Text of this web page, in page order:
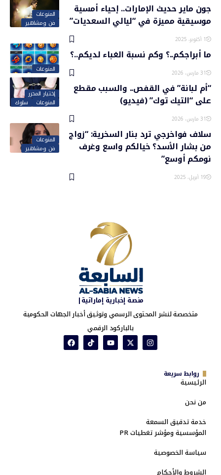
المنوعات
فن ومشاهير
جون ماير حديث الإمارات.. إحياء أمسية
موسيقية مميزة في “ليالي السعديات”
1 أكتوبر، 2025
المنوعات
ما أبراجكم..؟ وكم نسبة الغباء لديكم..؟
31 مارس، 2026
إختيار المحرر
المنوعات
سلوك
“أم لبانة” في القفص.. والسبب مقطع
على “التيك توك” (فيديو)
31 مارس، 2026
المنوعات
فن ومشاهير
سلاف فواخرجي ترد بنار السخرية: “زواج
من بشار الأسد؟ خيالكم واسع وغرف
نومكم أوسع”
19 أبريل، 2025
منصة إخبارية إماراتية|
متخصصة لنشر المحتوى الرسمي وتوثيق أخبار الجهات الحكومية
بالباركود الرقمي
روابط سريعة
الرئيسية
من نحن
خدمة تدقيق السمعة
المؤسسية ومؤشر تغطيات PR
سياسة الخصوصية
الشروط والأحكام